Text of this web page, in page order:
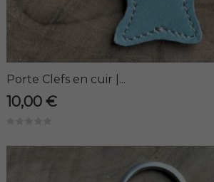
Porte Clefs en cuir |...
10,00 €